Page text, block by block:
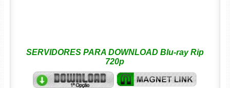
SERVIDORES PARA DOWNLOAD Blu-ray Rip
720p